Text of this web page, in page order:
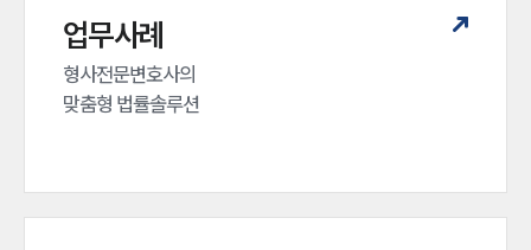
업무사례
형사전문변호사의
맞춤형 법률솔루션